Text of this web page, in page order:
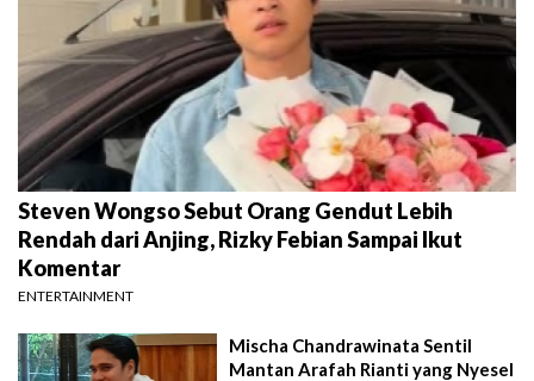
Steven Wongso Sebut Orang Gendut Lebih
Rendah dari Anjing, Rizky Febian Sampai Ikut
Komentar
ENTERTAINMENT
Mischa Chandrawinata Sentil
Mantan Arafah Rianti yang Nyesel